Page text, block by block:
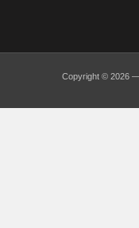
Copyright © 2026